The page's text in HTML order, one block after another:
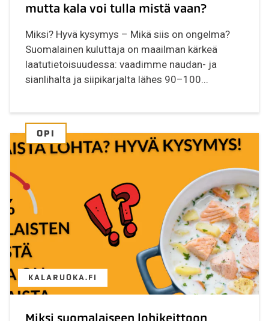
mutta kala voi tulla mistä vaan?
Miksi? Hyvä kysymys – Mikä siis on ongelma?
Suomalainen kuluttaja on maailman kärkeä
laatutietoisuudessa: vaadimme naudan- ja
sianlihalta ja siipikarjalta lähes 90–100...
OPI
KALARUOKA.FI
Miksi suomalaiseen lohikeittoon